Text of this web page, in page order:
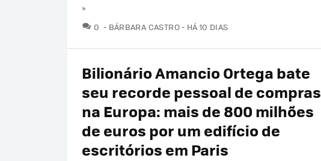
»
0 COMENTÁRIOS
BÁRBARA CASTRO HÁ 10 DIAS
Bilionário Amancio Ortega bate
seu recorde pessoal de compras
na Europa: mais de 800 milhões
de euros por um edifício de
escritórios em Paris